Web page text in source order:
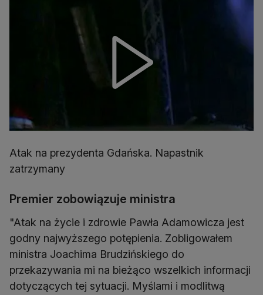
Atak na prezydenta Gdańska. Napastnik
zatrzymany
Premier zobowiązuje ministra
"Atak na życie i zdrowie Pawła Adamowicza jest
godny najwyższego potępienia. Zobligowałem
ministra Joachima Brudzińskiego do
przekazywania mi na bieżąco wszelkich informacji
dotyczących tej sytuacji. Myślami i modlitwą